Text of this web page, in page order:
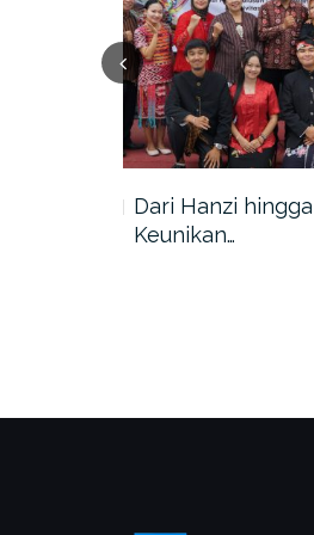
Dari Hanzi
Keunikan…